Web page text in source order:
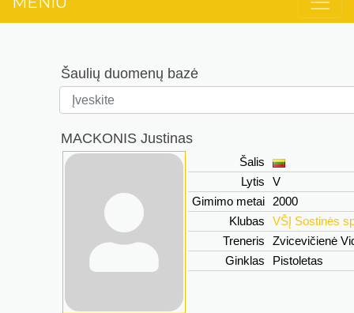
Šaulių duomenų bazė
MACKONIS Justinas
Šalis
Lytis
V
Gimimo metai
2000
Klubas
VŠĮ Sostinės
Treneris
Zvicevičienė
Ginklas
Pistoletas